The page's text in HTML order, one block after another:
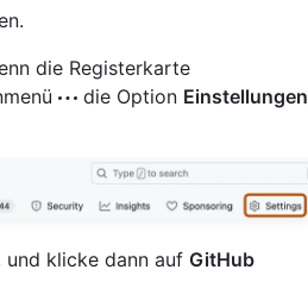
die Registerkarte
die Option Einstellungen
und klicke dann auf GitHub